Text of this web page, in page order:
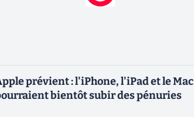
prévient : l'iPhone, l'iPad et le Mac
bientôt subir des pénuries